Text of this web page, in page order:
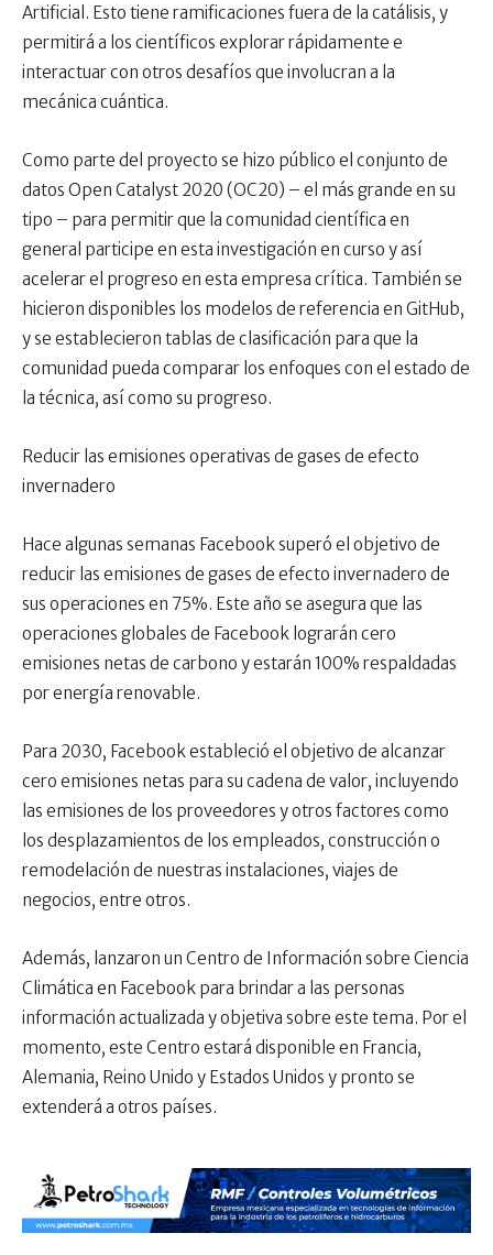
Artificial. Esto tiene ramificaciones fuera de la catálisis, y
permitirá a los científicos explorar rápidamente e
interactuar con otros desafíos que involucran a la
mecánica cuántica.
Como parte del proyecto se hizo público el conjunto de
datos Open Catalyst 2020 (OC20) – el más grande en su
tipo – para permitir que la comunidad científica en
general participe en esta investigación en curso y así
acelerar el progreso en esta empresa crítica. También se
hicieron disponibles los modelos de referencia en GitHub,
y se establecieron tablas de clasificación para que la
comunidad pueda comparar los enfoques con el estado de
la técnica, así como su progreso.
Reducir las emisiones operativas de gases de efecto
invernadero
Hace algunas semanas Facebook superó el objetivo de
reducir las emisiones de gases de efecto invernadero de
sus operaciones en 75%. Este año se asegura que las
operaciones globales de Facebook lograrán cero
emisiones netas de carbono y estarán 100% respaldadas
por energía renovable.
Para 2030, Facebook estableció el objetivo de alcanzar
cero emisiones netas para su cadena de valor, incluyendo
las emisiones de los proveedores y otros factores como
los desplazamientos de los empleados, construcción o
remodelación de nuestras instalaciones, viajes de
negocios, entre otros.
Además, lanzaron un Centro de Información sobre Ciencia
Climática en Facebook para brindar a las personas
información actualizada y objetiva sobre este tema. Por el
momento, este Centro estará disponible en Francia,
Alemania, Reino Unido y Estados Unidos y pronto se
extenderá a otros países.